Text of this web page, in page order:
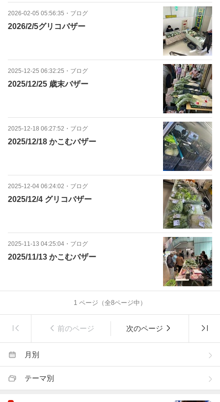
2026-02-05 05:56:35 ・ ブログ
2026/2/5グリコバザー
2025-12-25 06:32:25 ・ ブログ
2025/12/25 歳末バザー
2025-12-18 06:27:52 ・ ブログ
2025/12/18 かこむバザー
2025-12-04 06:24:02 ・ ブログ
2025/12/4 グリコバザー
2025-11-13 04:25:04 ・ ブログ
2025/11/13 かこむバザー
1 ページ（全8ページ中）
前のページ 次のページ
月別
テーマ別